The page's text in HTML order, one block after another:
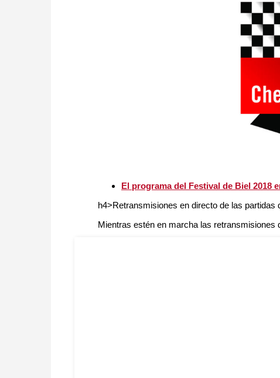
El programa del Festival de Biel 2018
h4>Retransmisiones en directo de las partidas
Mientras estén en marcha las retransmisiones